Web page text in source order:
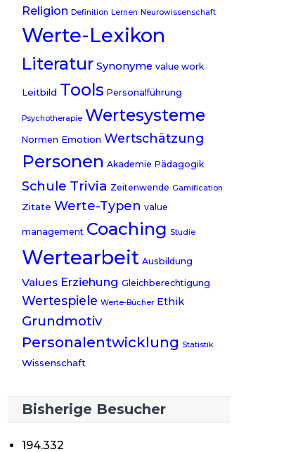
Religion Definition Lernen Neurowissenschaft
Werte-Lexikon
Literatur Synonyme value work
Leitbild Tools Personalführung
Psychotherapie Wertesysteme
Normen Emotion Wertschätzung
Personen Akademie Pädagogik
Schule Trivia Zeitenwende Gamification
Zitate Werte-Typen value
management Coaching Studie
Wertearbeit Ausbildung
Values Erziehung Gleichberechtigung
Wertespiele Werte-Bücher Ethik
Grundmotiv
Personalentwicklung Statistik
Wissenschaft
Bisherige Besucher
194.332